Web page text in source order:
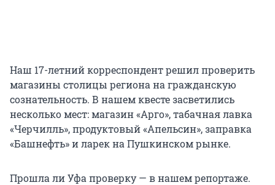
Наш 17-летний корреспондент решил проверить
магазины столицы региона на гражданскую
сознательность. В нашем квесте засветились
несколько мест: магазин «Арго», табачная лавка
«Черчилль», продуктовый «Апельсин», заправка
«Башнефть» и ларек на Пушкинском рынке.
Прошла ли Уфа проверку — в нашем репортаже.